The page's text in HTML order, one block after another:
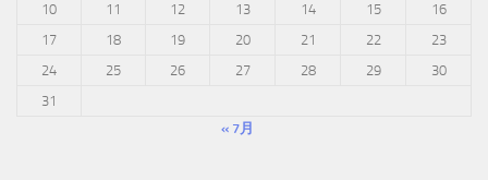
10
11 12 13 14 15
16
17
18 19 20 21 22
23
24
25 26 27 28 29
30
31
« 7月